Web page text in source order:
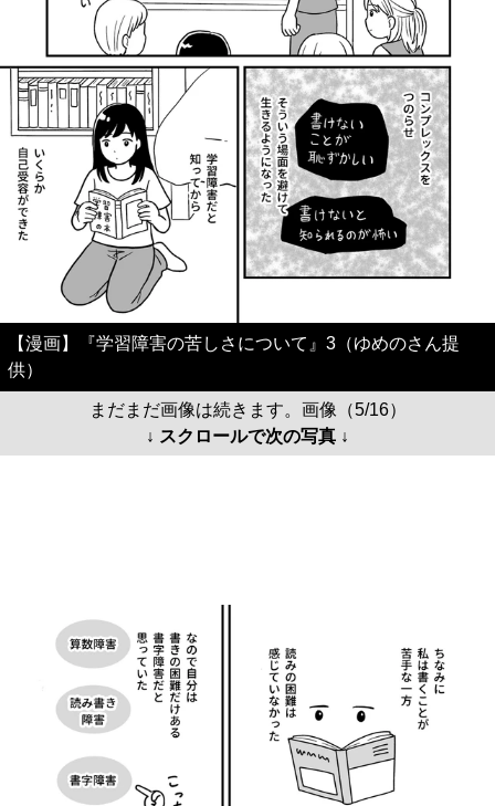
【漫画】『学習障害の苦しさについて』3（ゆめのさん提
供）
まだまだ画像は続きます。画像（5/16）
↓ スクロールで次の写真 ↓